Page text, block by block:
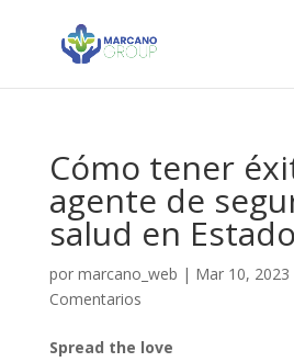
Cómo tener
agente de
salud en
por marcano_web | Mar 10, 2023
Comentarios
Spread the love